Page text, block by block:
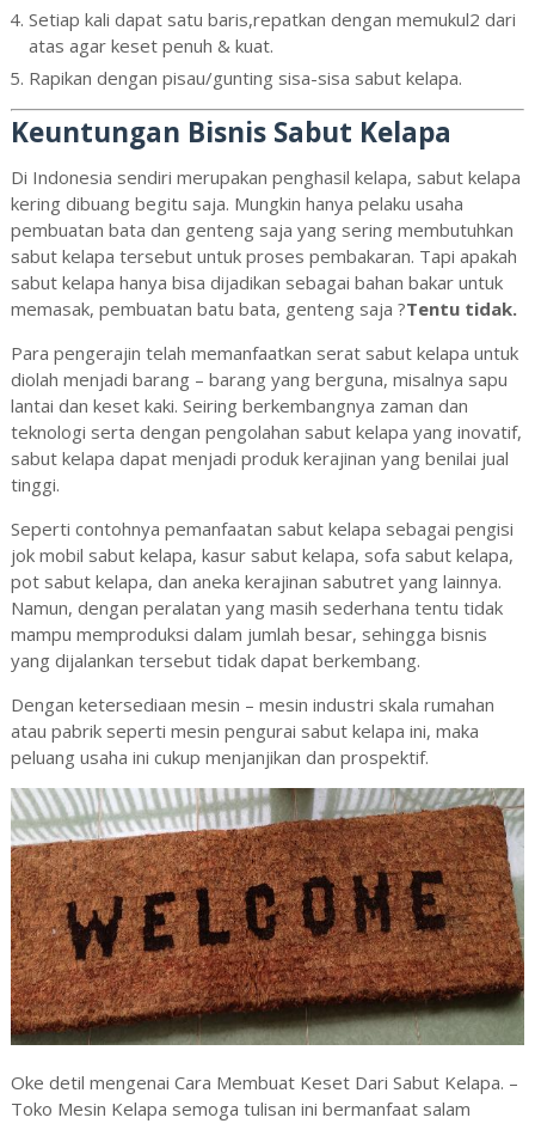
Setiap kali dapat satu baris,repatkan dengan memukul2 dari
atas agar keset penuh & kuat.
Rapikan dengan pisau/gunting sisa-sisa sabut kelapa.
Keuntungan Bisnis Sabut Kelapa
Di Indonesia sendiri merupakan penghasil kelapa, sabut kelapa
kering dibuang begitu saja. Mungkin hanya pelaku usaha
pembuatan bata dan genteng saja yang sering membutuhkan
sabut kelapa tersebut untuk proses pembakaran. Tapi apakah
sabut kelapa hanya bisa dijadikan sebagai bahan bakar untuk
memasak, pembuatan batu bata, genteng saja ?Tentu tidak.
Para pengerajin telah memanfaatkan serat sabut kelapa untuk
diolah menjadi barang – barang yang berguna, misalnya sapu
lantai dan keset kaki. Seiring berkembangnya zaman dan
teknologi serta dengan pengolahan sabut kelapa yang inovatif,
sabut kelapa dapat menjadi produk kerajinan yang benilai jual
tinggi.
Seperti contohnya pemanfaatan sabut kelapa sebagai pengisi
jok mobil sabut kelapa, kasur sabut kelapa, sofa sabut kelapa,
pot sabut kelapa, dan aneka kerajinan sabutret yang lainnya.
Namun, dengan peralatan yang masih sederhana tentu tidak
mampu memproduksi dalam jumlah besar, sehingga bisnis
yang dijalankan tersebut tidak dapat berkembang.
Dengan ketersediaan mesin – mesin industri skala rumahan
atau pabrik seperti mesin pengurai sabut kelapa ini, maka
peluang usaha ini cukup menjanjikan dan prospektif.
Oke detil mengenai Cara Membuat Keset Dari Sabut Kelapa. –
Toko Mesin Kelapa semoga tulisan ini bermanfaat salam